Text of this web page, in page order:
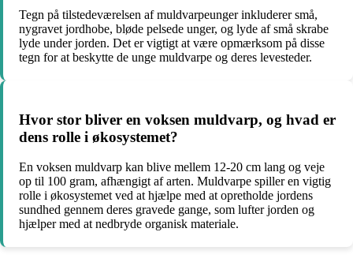
Tegn på tilstedeværelsen af muldvarpeunger inkluderer små,
nygravet jordhobe, bløde pelsede unger, og lyde af små skrabe
lyde under jorden. Det er vigtigt at være opmærksom på disse
tegn for at beskytte de unge muldvarpe og deres levesteder.
Hvor stor bliver en voksen muldvarp, og hvad er
dens rolle i økosystemet?
En voksen muldvarp kan blive mellem 12-20 cm lang og veje
op til 100 gram, afhængigt af arten. Muldvarpe spiller en vigtig
rolle i økosystemet ved at hjælpe med at opretholde jordens
sundhed gennem deres gravede gange, som lufter jorden og
hjælper med at nedbryde organisk materiale.